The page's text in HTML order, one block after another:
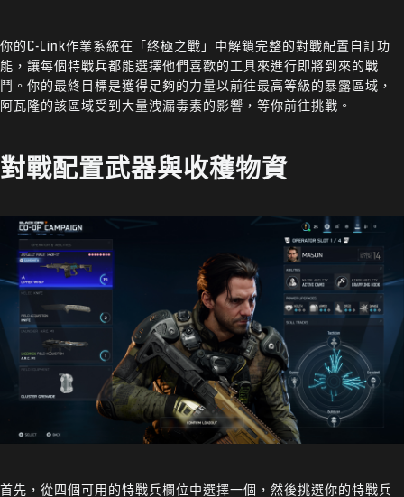
你的C-Link作業系統在「終極之戰」中解鎖完整的對戰配置自訂功
能，讓每個特戰兵都能選擇他們喜歡的工具來進行即將到來的戰
鬥。你的最終目標是獲得足夠的力量以前往最高等級的暴露區域，
阿瓦隆的該區域受到大量洩漏毒素的影響，等你前往挑戰。
對戰配置武器與收穫物資
首先，從四個可用的特戰兵欄位中選擇一個，然後挑選你的特戰兵